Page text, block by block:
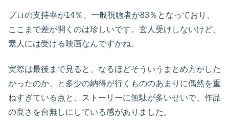
プロの支持率が14％、一般視聴者が83％となっており、
ここまで差が開くのは珍しいです。玄人受けしないけど、
素人には受ける映画なんですかね。
実際は最後まで見ると、なるほどそういうまとめ方がした
かったのか、と多少の納得が行くもののあまりに偶然を重
ねすぎている点と、ストーリーに無駄が多いせいで、作品
の良さを台無しにしている感がありました。